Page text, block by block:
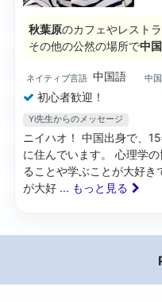
秋葉原のカフェやレスト
その他の公然の場所で中
ネイティブ言語 中国語 中
初心者歓迎！
Yi先生からのメッセージ
ニイハオ！ 中国出身で、
に住んでいます。 心理学
ることや学ぶことが大好き
が大好 ... もっと見る